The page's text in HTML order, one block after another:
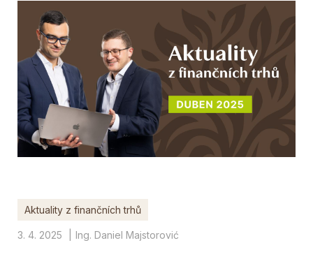
Aktuality z finančních trhů
3. 4. 2025 Ing. Daniel Majstorović